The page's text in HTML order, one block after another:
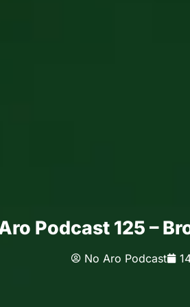
Podcast 125 –
No Aro Podcast